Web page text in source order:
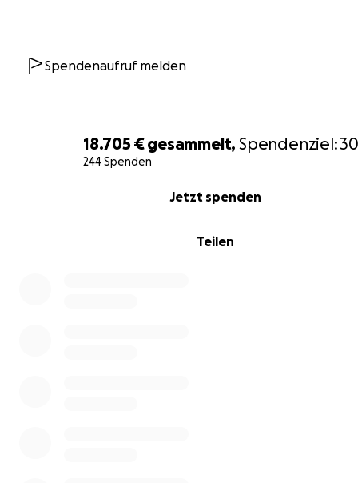
18.705 € gesammelt, Spendenziel:
244 Spenden
Teilen
Jetzt spenden
Spendenaufruf melden